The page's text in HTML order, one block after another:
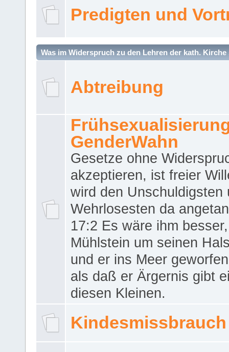
Predigten und
Was im Widerspruch zu den Lehren der kath. Kirche
Abtreibung
GenderWahn
Gesetze ohne
akzeptieren, ist freier
wird den Unschuldigsten
Wehrlosesten da
17:2 Es wäre ihm
Mühlstein um seinen
und er ins Meer
als daß er Ärgernis gibt
diesen Kleinen.
Kindesmissbrauch